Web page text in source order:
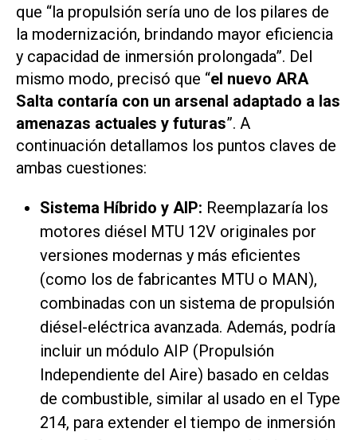
que “la propulsión sería uno de los pilares de
la modernización, brindando mayor eficiencia
y capacidad de inmersión prolongada”. Del
mismo modo, precisó que “el nuevo ARA
Salta contaría con un arsenal adaptado a las
amenazas actuales y futuras”. A
continuación detallamos los puntos claves de
ambas cuestiones:
Sistema Híbrido y AIP: Reemplazaría los
motores diésel MTU 12V originales por
versiones modernas y más eficientes
(como los de fabricantes MTU o MAN),
combinadas con un sistema de propulsión
diésel-eléctrica avanzada. Además, podría
incluir un módulo AIP (Propulsión
Independiente del Aire) basado en celdas
de combustible, similar al usado en el Type
214, para extender el tiempo de inmersión